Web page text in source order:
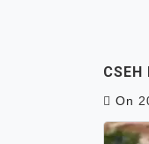
CSEH
On